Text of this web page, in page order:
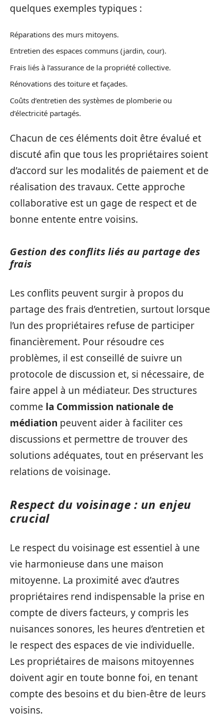
quelques exemples typiques :
Réparations des murs mitoyens.
Entretien des espaces communs (jardin, cour).
Frais liés à l’assurance de la propriété collective.
Rénovations des toiture et façades.
Coûts d’entretien des systèmes de plomberie ou
d’électricité partagés.
Chacun de ces éléments doit être évalué et
discuté afin que tous les propriétaires soient
d’accord sur les modalités de paiement et de
réalisation des travaux. Cette approche
collaborative est un gage de respect et de
bonne entente entre voisins.
Gestion des conflits liés au partage des
frais
Les conflits peuvent surgir à propos du
partage des frais d’entretien, surtout lorsque
l’un des propriétaires refuse de participer
financièrement. Pour résoudre ces
problèmes, il est conseillé de suivre un
protocole de discussion et, si nécessaire, de
faire appel à un médiateur. Des structures
comme la Commission nationale de
médiation peuvent aider à faciliter ces
discussions et permettre de trouver des
solutions adéquates, tout en préservant les
relations de voisinage.
Respect du voisinage : un enjeu
crucial
Le respect du voisinage est essentiel à une
vie harmonieuse dans une maison
mitoyenne. La proximité avec d’autres
propriétaires rend indispensable la prise en
compte de divers facteurs, y compris les
nuisances sonores, les heures d’entretien et
le respect des espaces de vie individuelle.
Les propriétaires de maisons mitoyennes
doivent agir en toute bonne foi, en tenant
compte des besoins et du bien-être de leurs
voisins.